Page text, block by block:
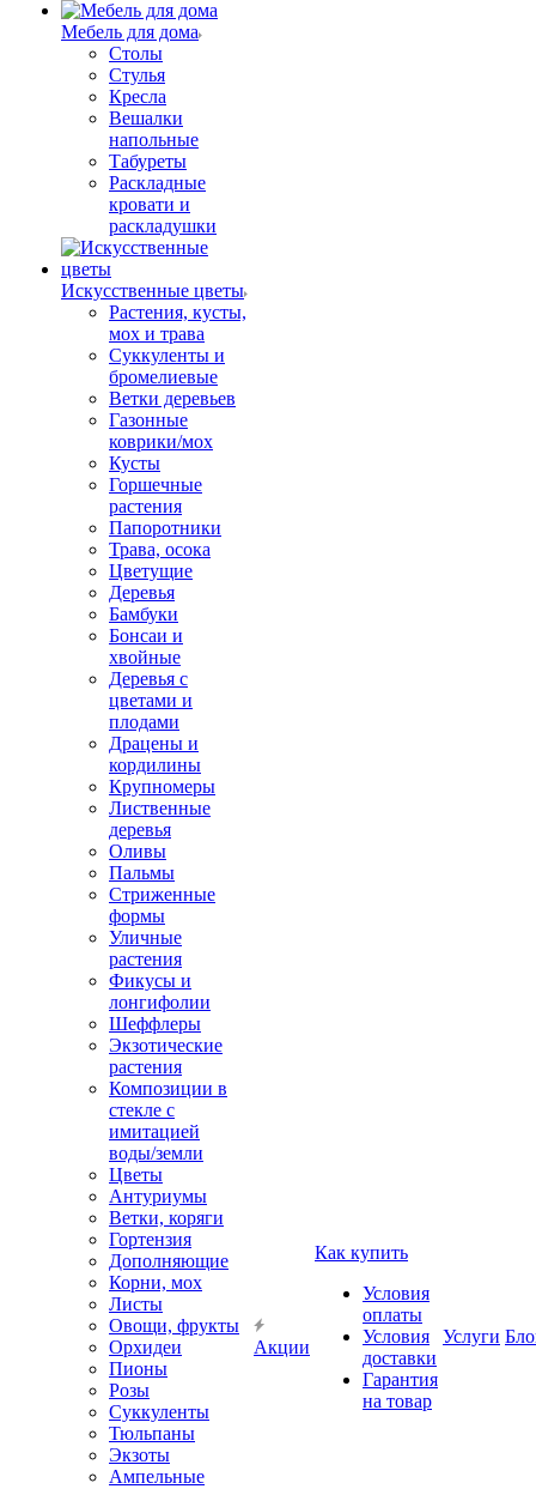
Мебель для дома
Столы
Стулья
Кресла
Вешалки
напольные
Табуреты
Раскладные
кровати и
раскладушки
Искусственные цветы
Растения, кусты,
мох и трава
Суккуленты и
бромелиевые
Ветки деревьев
Газонные
коврики/мох
Кусты
Горшечные
растения
Папоротники
Трава, осока
Цветущие
Деревья
Бамбуки
Бонсаи и
хвойные
Деревья с
цветами и
плодами
Драцены и
кордилины
Крупномеры
Лиственные
деревья
Оливы
Пальмы
Стриженные
формы
Уличные
растения
Фикусы и
лонгифолии
Шеффлеры
Экзотические
растения
Композиции в
стекле с
имитацией
воды/земли
Цветы
Антуриумы
Ветки, коряги
Гортензия
Дополняющие
Корни, мох
Листы
Овощи, фрукты
Орхидеи
Пионы
Розы
Суккуленты
Тюльпаны
Экзоты
Ампельные
Акции
Как купить
Условия
оплаты
Условия
доставки
Гарантия
на товар
Услуги